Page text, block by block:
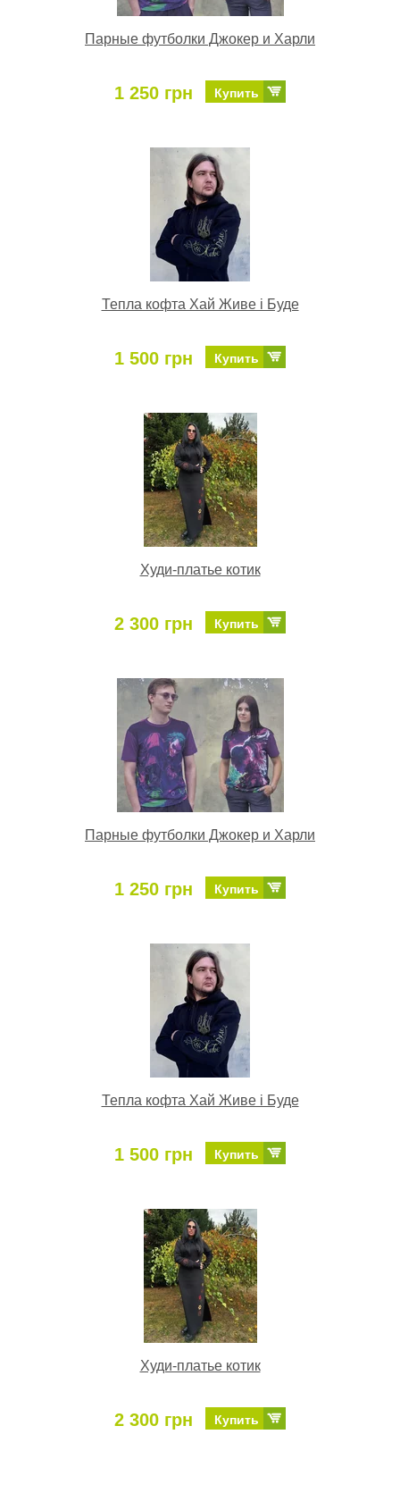
Парные футболки Джокер и Харли
1 250 грн Купить
Тепла кофта Хай Живе і Буде
1 500 грн Купить
Худи-платье котик
2 300 грн Купить
Парные футболки Джокер и Харли
1 250 грн Купить
Тепла кофта Хай Живе і Буде
1 500 грн Купить
Худи-платье котик
2 300 грн Купить